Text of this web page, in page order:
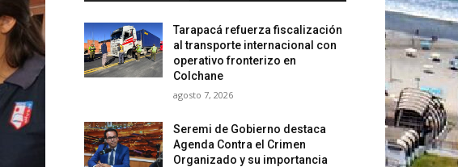
Tarapacá refuerza fiscalización
al transporte internacional con
operativo fronterizo en
Colchane
agosto 7, 2026
Seremi de Gobierno destaca
Agenda Contra el Crimen
Organizado y su importancia